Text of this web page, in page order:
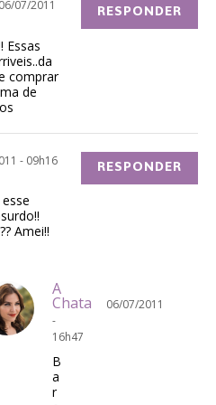
06/07/2011
Essas
comprar
de
RESPONDER
- 09h16
Amei!!
RESPONDER
A
Chata
06/07/2011
-
16h47
B
a
r